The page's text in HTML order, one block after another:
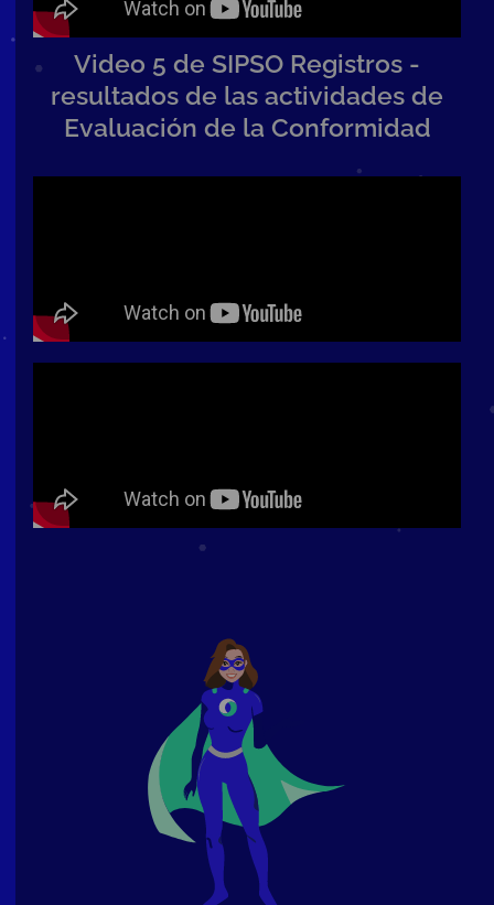
Video 5 de SIPSO Registros -
resultados de las actividades de
Evaluación de la Conformidad